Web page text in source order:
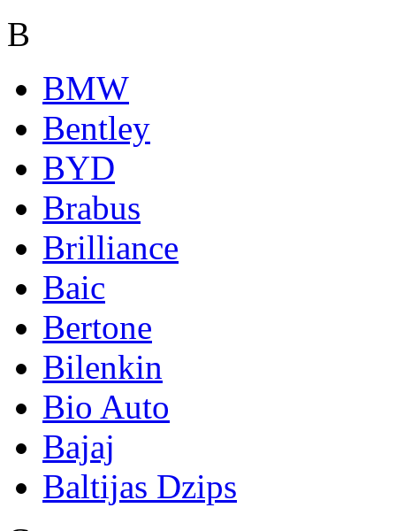
B
BMW
Bentley
BYD
Brabus
Brilliance
Baic
Bertone
Bilenkin
Bio Auto
Bajaj
Baltijas Dzips